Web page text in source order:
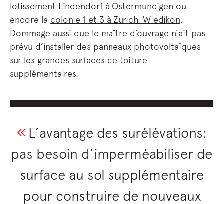
lotissement Lindendorf à Ostermundigen ou
encore la colonie 1 et 3 à Zurich-Wiedikon.
Dommage aussi que le maître d’ouvrage n’ait pas
prévu d’installer des panneaux photovoltaïques
sur les grandes surfaces de toiture
supplémentaires.
L’avantage des surélévations:
pas besoin d’imperméabiliser de
surface au sol supplémentaire
pour construire de nouveaux